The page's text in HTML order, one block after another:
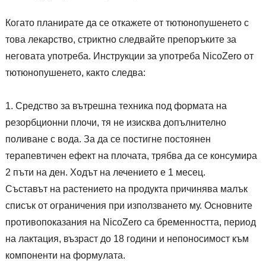
Когато планирате да се откажете от тютюнопушенето с
това лекарство, стриктно следвайте препоръките за
неговата употреба. Инструкции за употреба NicoZero от
тютюнопушенето, както следва:
Средство за вътрешна техника под формата на
резорбционни плочи, тя не изисква допълнително
поливане с вода. За да се постигне постоянен
терапевтичен ефект на плочата, трябва да се консумира
2 пъти на ден. Ходът на лечението е 1 месец.
Съставът на растението на продукта причинява малък
списък от ограничения при използването му. Основните
противопоказания на NicoZero са бременността, период
на лактация, възраст до 18 години и непоносимост към
компоненти на формулата.